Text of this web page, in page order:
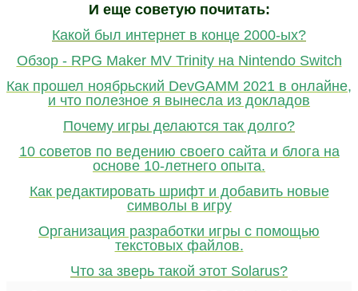
И еще советую почитать:
Какой был интернет в конце 2000-ых?
Обзор - RPG Maker MV Trinity на Nintendo Switch
Как прошел ноябрьский DevGAMM 2021 в онлайне,
и что полезное я вынесла из докладов
Почему игры делаются так долго?
10 советов по ведению своего сайта и блога на
основе 10-летнего опыта.
Как редактировать шрифт и добавить новые
символы в игру
Организация разработки игры с помощью
текстовых файлов.
Что за зверь такой этот Solarus?